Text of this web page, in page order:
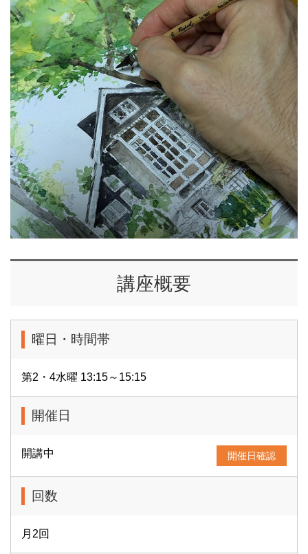
講座概要
曜日・時間帯
第2・4水曜 13:15～15:15
開催日
開講中 開催日確認
回数
月2回